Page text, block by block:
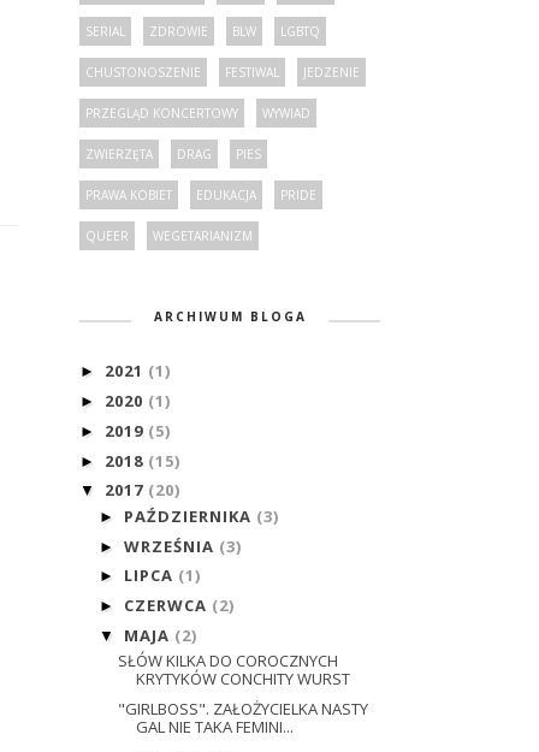
SERIAL ZDROWIE BLW LGBTQ
CHUSTONOSZENIE FESTIWAL JEDZENIE
PRZEGLĄD KONCERTOWY WYWIAD
ZWIERZĘTA DRAG PIES
PRAWA KOBIET EDUKACJA PRIDE
QUEER WEGETARIANIZM
ARCHIWUM BLOGA
► 2021 (1)
► 2020 (1)
► 2019 (5)
► 2018 (15)
▼ 2017 (20)
► PAŹDZIERNIKA (3)
► WRZEŚNIA (3)
► LIPCA (1)
► CZERWCA (2)
▼ MAJA (2)
SŁÓW KILKA DO COROCZNYCH
KRYTYKÓW CONCHITY WURST
"GIRLBOSS". ZAŁOŻYCIELKA NASTY
GAL NIE TAKA FEMINI...